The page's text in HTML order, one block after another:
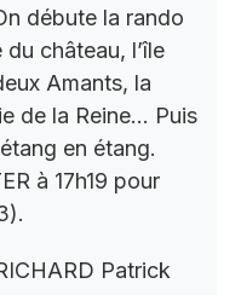
débute la rando
château, l’île
Amants, la
de la Reine… Puis
en étang.
à 17h19 pour
Patrick